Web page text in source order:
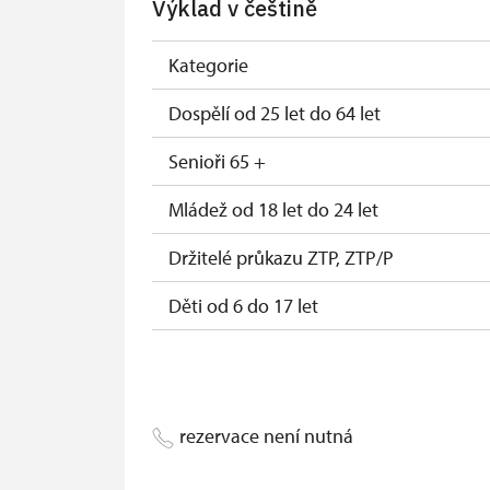
Průkaz zaměstnance NPÚ (+ až 3
Průkaz Náš člověk*
*Platí pouze pro jednu osobu (držitele
Výklad v češtině
Kategorie
Dospělí od 25 let do 64 let
Senioři 65 +
Mládež od 18 let do 24 let
Držitelé průkazu ZTP, ZTP/P
Děti od 6 do 17 let
Pedagogický dozor (pro školní skupiny
rezervace není nutná